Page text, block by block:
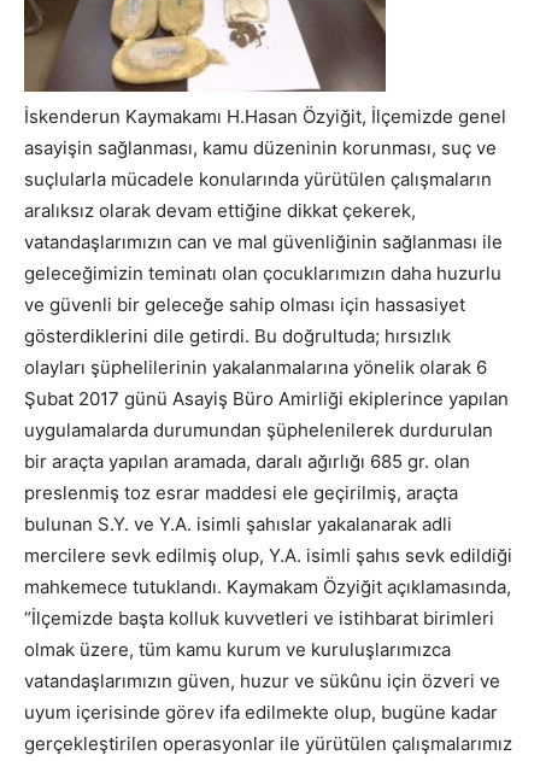
İskenderun Kaymakamı H.Hasan Özyiğit, İlçemizde genel
asayişin sağlanması, kamu düzeninin korunması, suç ve
suçlularla mücadele konularında yürütülen çalışmaların
aralıksız olarak devam ettiğine dikkat çekerek,
vatandaşlarımızın can ve mal güvenliğinin sağlanması ile
geleceğimizin teminatı olan çocuklarımızın daha huzurlu
ve güvenli bir geleceğe sahip olması için hassasiyet
gösterdiklerini dile getirdi. Bu doğrultuda; hırsızlık
olayları şüphelilerinin yakalanmalarına yönelik olarak 6
Şubat 2017 günü Asayiş Büro Amirliği ekiplerince yapılan
uygulamalarda durumundan şüphelenilerek durdurulan
bir araçta yapılan aramada, daralı ağırlığı 685 gr. olan
preslenmiş toz esrar maddesi ele geçirilmiş, araçta
bulunan S.Y. ve Y.A. isimli şahıslar yakalanarak adli
mercilere sevk edilmiş olup, Y.A. isimli şahıs sevk edildiği
mahkemece tutuklandı. Kaymakam Özyiğit açıklamasında,
“İlçemizde başta kolluk kuvvetleri ve istihbarat birimleri
olmak üzere, tüm kamu kurum ve kuruluşlarımızca
vatandaşlarımızın güven, huzur ve sükûnu için özveri ve
uyum içerisinde görev ifa edilmekte olup, bugüne kadar
gerçekleştirilen operasyonlar ile yürütülen çalışmalarımız